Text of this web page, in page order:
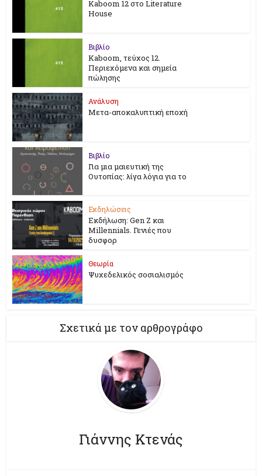
Kaboom 12 στο Literature
House
Βιβλίο
Kaboom, τεύχος 12.
Περιεχόμενα και σημεία
πώλησης
Ανάλυση
Μετα-αποκαλυπτική εποχή
Βιβλίο
Για μια μαιευτική της
Ουτοπίας: λίγα λόγια για το
Εκδηλώσεις
Εκδήλωση: Gen Z και
Millennials. Γενιές που
δυσφορ
Θεωρία
Ψυχεδελικός σοσιαλισμός
Σχετικά με τον αρθρογράφο
Γιάννης Κτενάς